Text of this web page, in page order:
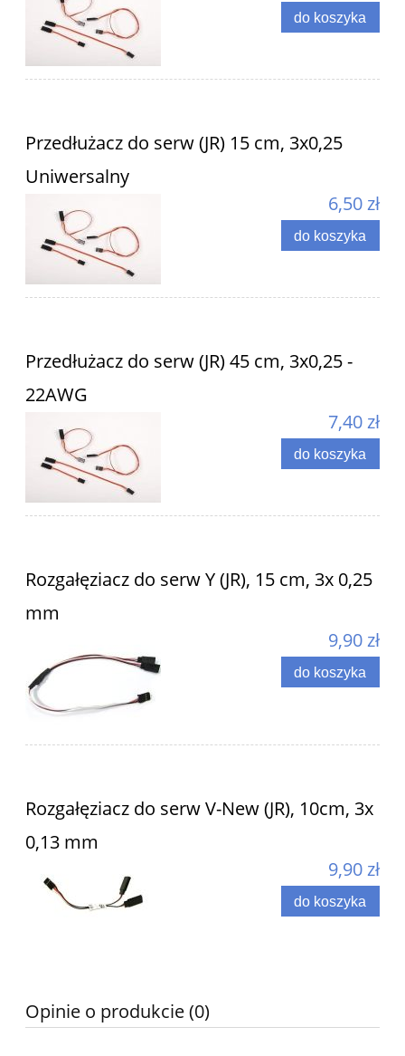
do koszyka
Przedłużacz do serw (JR) 15 cm, 3x0,25
Uniwersalny
6,50 zł
do koszyka
Przedłużacz do serw (JR) 45 cm, 3x0,25 -
22AWG
7,40 zł
do koszyka
Rozgałęziacz do serw Y (JR), 15 cm, 3x 0,25
mm
9,90 zł
do koszyka
Rozgałęziacz do serw V-New (JR), 10cm, 3x
0,13 mm
9,90 zł
do koszyka
Opinie o produkcie (0)